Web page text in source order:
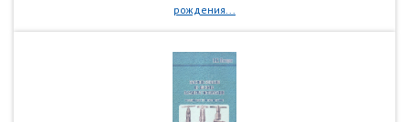
рождения...